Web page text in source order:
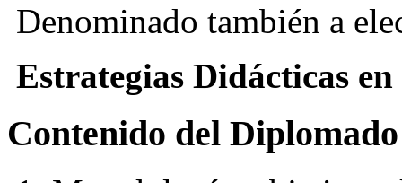
Denominado también a
Estrategias Didácticas
Contenido del